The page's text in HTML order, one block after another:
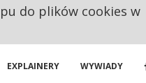
EXPLAINERY WYWIADY
do plików cookies w